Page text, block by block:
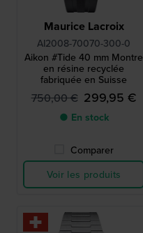
Maurice Lacroix
AI2008-70070-300-0
Aikon #Tide 40 mm Montre
en résine recyclée
fabriquée en Suisse
750,00 € 299,95 €
● En stock
Comparer
Voir les produits